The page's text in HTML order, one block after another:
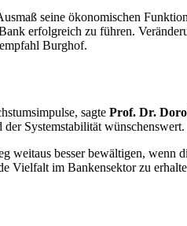
seine ökonomischen
erfolgreich zu führen.
Burghof.
sagte Prof. Dr.
Systemstabilität wünschenswert.
weitaus besser bewältigen, wenn
Vielfalt im Bankensektor zu